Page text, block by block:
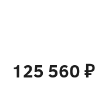
125 560 ₽